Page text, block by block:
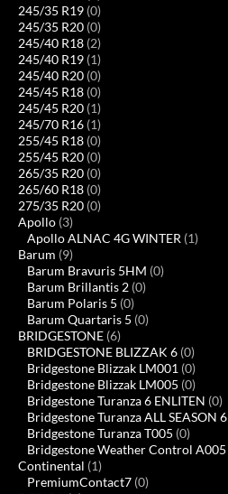
245/35 R19 (0)
245/35 R20 (0)
245/40 R18 (2)
245/40 R19 (1)
245/40 R20 (0)
245/45 R18 (0)
245/45 R20 (1)
245/70 R16 (1)
255/45 R18 (0)
255/45 R20 (0)
265/35 R20 (0)
265/60 R18 (0)
275/35 R20 (0)
Apollo (3)
Apollo ALNAC 4G WINTER (1)
Barum (9)
Barum Bravuris 5HM (0)
Barum Brillantis 2 (0)
Barum Polaris 5 (0)
Barum Quartaris 5 (0)
BRIDGESTONE (6)
BRIDGESTONE BLIZZAK 6 (0)
Bridgestone Blizzak LM001 (0)
Bridgestone Blizzak LM005 (0)
Bridgestone Turanza 6 ENLITEN (0)
Bridgestone Turanza ALL SEASON 6
Bridgestone Turanza T005 (0)
Bridgestone Weather Control A005
Continental (1)
PremiumContact7 (0)